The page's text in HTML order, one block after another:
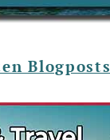
Blogposts